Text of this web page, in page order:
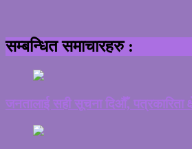
सम्बन्धित समाचारहरु :
जनतालाई सही सूचना दिऔँ, पत्रकारिता